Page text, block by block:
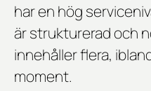
har en hög
är strukturerad och
innehåller flera,
moment.